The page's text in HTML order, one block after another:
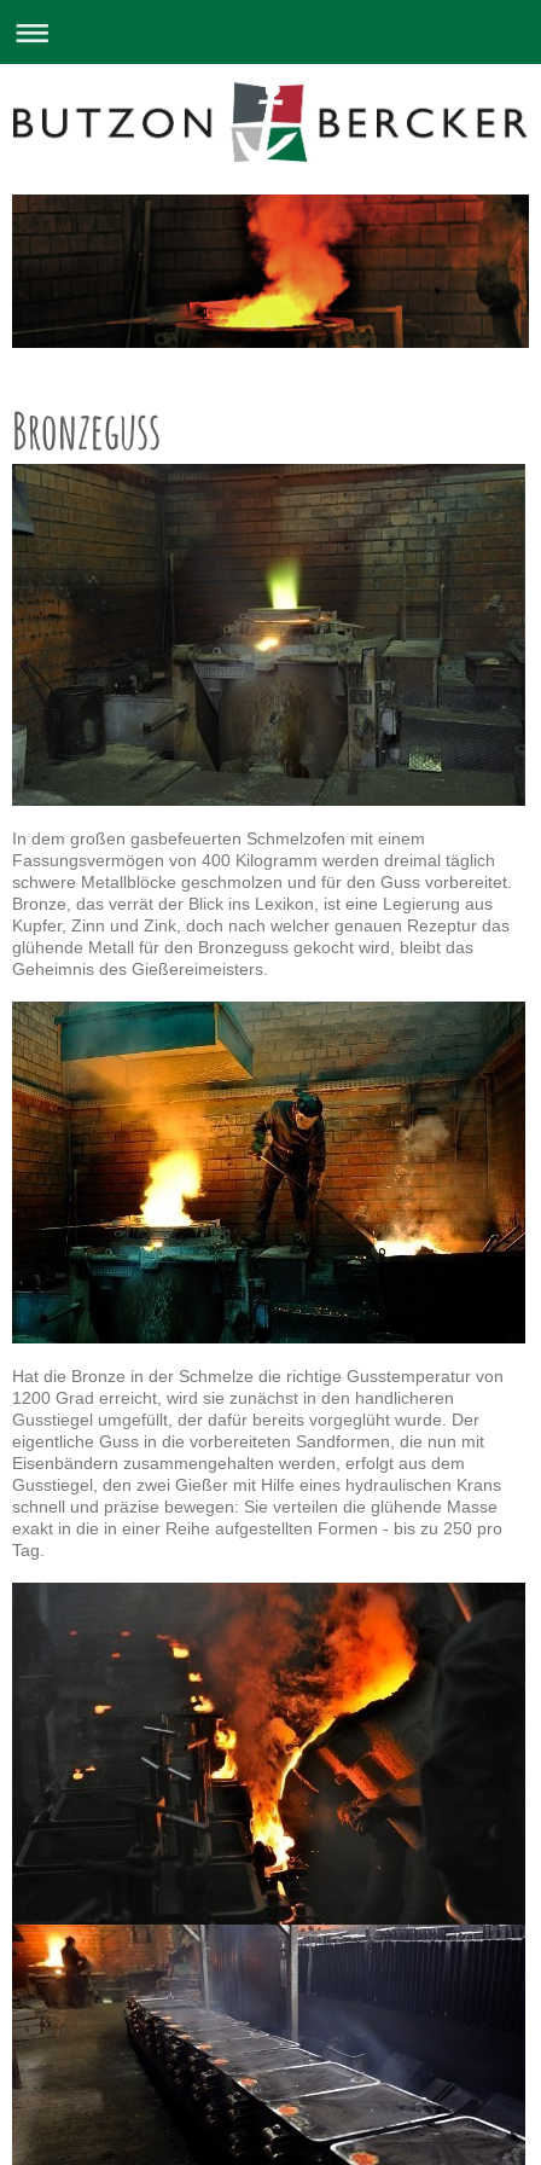
Bronzeguss
In dem großen gasbefeuerten Schmelzofen mit einem
Fassungsvermögen von 400 Kilogramm werden dreimal täglich
schwere Metallblöcke geschmolzen und für den Guss vorbereitet.
Bronze, das verrät der Blick ins Lexikon, ist eine Legierung aus
Kupfer, Zinn und Zink, doch nach welcher genauen Rezeptur das
glühende Metall für den Bronzeguss gekocht wird, bleibt das
Geheimnis des Gießereimeisters.
Hat die Bronze in der Schmelze die richtige Gusstemperatur von
1200 Grad erreicht, wird sie zunächst in den handlicheren
Gusstiegel umgefüllt, der dafür bereits vorgeglüht wurde. Der
eigentliche Guss in die vorbereiteten Sandformen, die nun mit
Eisenbändern zusammengehalten werden, erfolgt aus dem
Gusstiegel, den zwei Gießer mit Hilfe eines hydraulischen Krans
schnell und präzise bewegen: Sie verteilen die glühende Masse
exakt in die in einer Reihe aufgestellten Formen - bis zu 250 pro
Tag.